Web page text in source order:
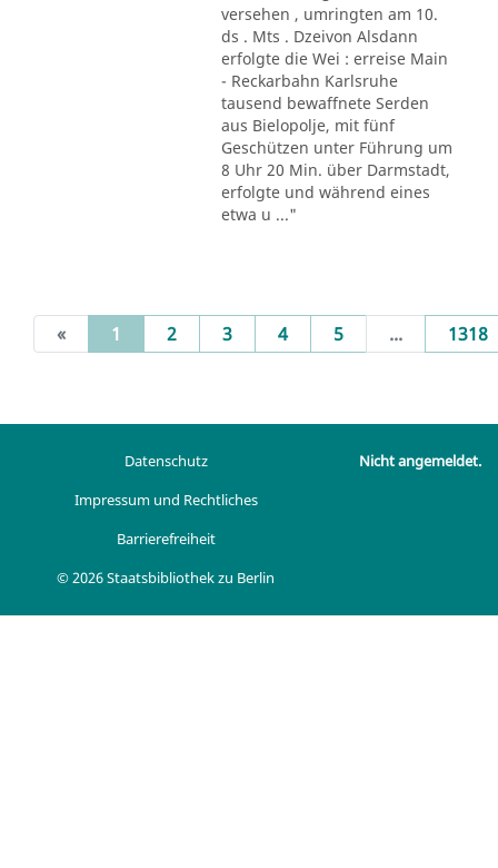
versehen , umringten am 10.
ds . Mts . Dzeivon Alsdann
erfolgte die Wei : erreise Main
- Reckarbahn Karlsruhe
tausend bewaffnete Serden
aus Bielopolje, mit fünf
Geschützen unter Führung um
8 Uhr 20 Min. über Darmstadt,
erfolgte und während eines
etwa u ..."
« 1 (current)
2 3 4 5 ... 1318
Datenschutz
Impressum und Rechtliches
Barrierefreiheit
© 2026 Staatsbibliothek zu Berlin
Nicht angemeldet.